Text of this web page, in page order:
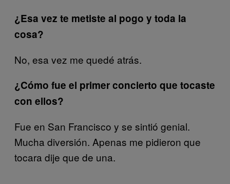
¿Esa vez te metiste al pogo y toda la
cosa?
No, esa vez me quedé atrás.
¿Cómo fue el primer concierto que tocaste
con ellos?
Fue en San Francisco y se sintió genial.
Mucha diversión. Apenas me pidieron que
tocara dije que de una.